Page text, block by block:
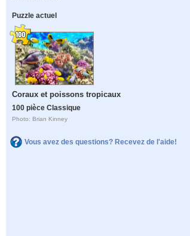
Puzzle actuel
Coraux et poissons tropicaux
100 pièce Classique
Photo: Brian Kinney
Vous avez des questions? Recevez de l'aide!